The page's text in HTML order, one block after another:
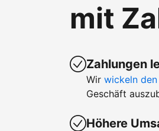
mit
Zahlungen
Wir wickeln
Geschäft
Höhere